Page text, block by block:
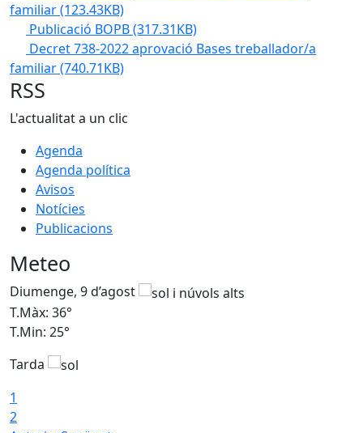
familiar(123.43KB)
Publicació BOPB(317.31KB)
Decret 738-2022 aprovació Bases treballador/a
familiar(740.71KB)
RSS
L'actualitat a un clic
Agenda
Agenda política
Avisos
Notícies
Publicacions
Meteo
Diumenge, 9 d’agost
T.Màx: 36°
T.Min: 25°
Tarda
1
2